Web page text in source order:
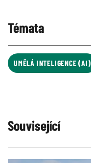
Témata
UMĚLÁ INTELIGENCE (AI)
Související